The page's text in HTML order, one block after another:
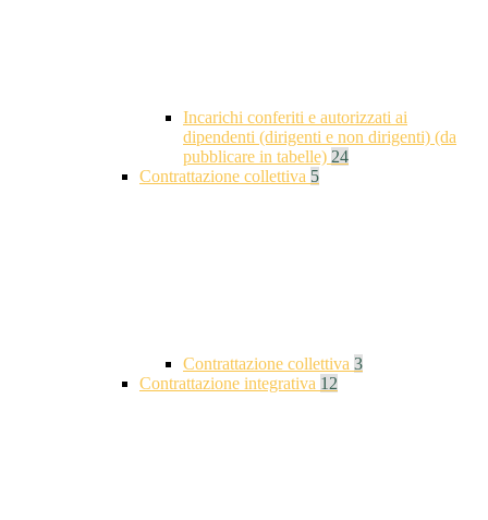
Incarichi conferiti e autorizzati ai
dipendenti (dirigenti e non dirigenti) (da
pubblicare in tabelle) 24
Contrattazione collettiva 5
Contrattazione collettiva 3
Contrattazione integrativa 12